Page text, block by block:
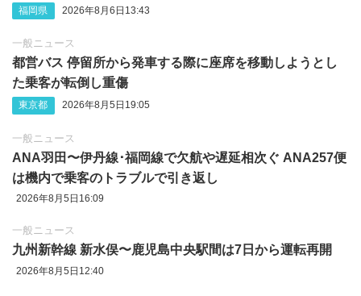
福岡県 2026年8月6日13:43
一般ニュース
都営バス 停留所から発車する際に座席を移動しようとし
た乗客が転倒し重傷
東京都 2026年8月5日19:05
一般ニュース
ANA羽田〜伊丹線･福岡線で欠航や遅延相次ぐ ANA257便
は機内で乗客のトラブルで引き返し
2026年8月5日16:09
一般ニュース
九州新幹線 新水俣〜鹿児島中央駅間は7日から運転再開
2026年8月5日12:40